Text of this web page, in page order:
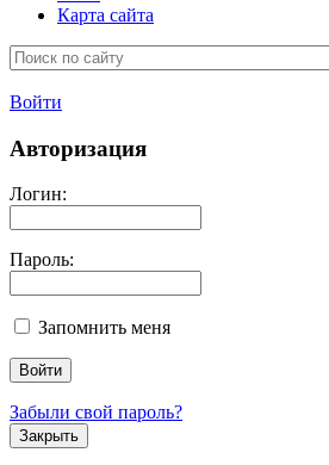
Карта сайта
Войти
Авторизация
Логин:
Пароль:
Запомнить меня
Забыли свой пароль?
Закрыть